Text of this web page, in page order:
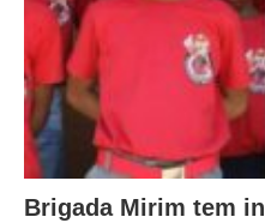
Brigada Mirim tem